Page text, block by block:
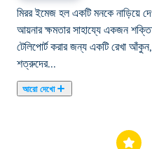
মিরর ইমেজ হল একটি মনকে নাড়িয়ে
আয়নার ক্ষমতার সাহায্যে একজন
টেলিপোর্ট করার জন্য একটি রেখা
শত্রুদের...
আরো দেখো
টেলিপোর্ট করার জন্য একটি রেখা